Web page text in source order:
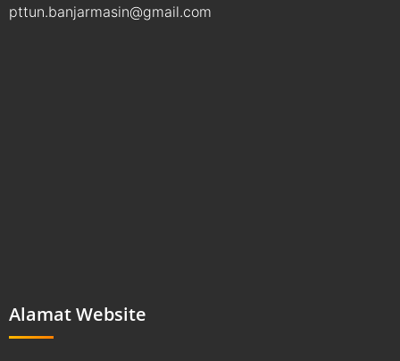
pttun.banjarmasin@gmail.com
Alamat Website